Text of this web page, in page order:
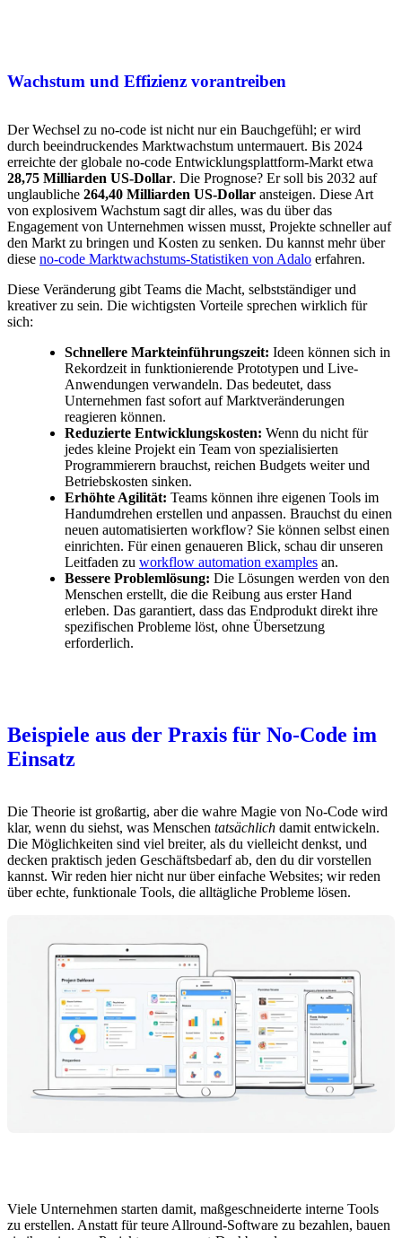
Wachstum und Effizienz vorantreiben
Der Wechsel zu no-code ist nicht nur ein Bauchgefühl; er wird
durch beeindruckendes Marktwachstum untermauert. Bis 2024
erreichte der globale no-code Entwicklungsplattform-Markt etwa
28,75 Milliarden US-Dollar. Die Prognose? Er soll bis 2032 auf
unglaubliche 264,40 Milliarden US-Dollar ansteigen. Diese Art
von explosivem Wachstum sagt dir alles, was du über das
Engagement von Unternehmen wissen musst, Projekte schneller auf
den Markt zu bringen und Kosten zu senken. Du kannst mehr über
diese no-code Marktwachstums-Statistiken von Adalo erfahren.
Diese Veränderung gibt Teams die Macht, selbstständiger und
kreativer zu sein. Die wichtigsten Vorteile sprechen wirklich für
sich:
Schnellere Markteinführungszeit: Ideen können sich in
Rekordzeit in funktionierende Prototypen und Live-
Anwendungen verwandeln. Das bedeutet, dass
Unternehmen fast sofort auf Marktveränderungen
reagieren können.
Reduzierte Entwicklungskosten: Wenn du nicht für
jedes kleine Projekt ein Team von spezialisierten
Programmierern brauchst, reichen Budgets weiter und
Betriebskosten sinken.
Erhöhte Agilität: Teams können ihre eigenen Tools im
Handumdrehen erstellen und anpassen. Brauchst du einen
neuen automatisierten workflow? Sie können selbst einen
einrichten. Für einen genaueren Blick, schau dir unseren
Leitfaden zu workflow automation examples an.
Bessere Problemlösung: Die Lösungen werden von den
Menschen erstellt, die die Reibung aus erster Hand
erleben. Das garantiert, dass das Endprodukt direkt ihre
spezifischen Probleme löst, ohne Übersetzung
erforderlich.
Beispiele aus der Praxis für No-Code im
Einsatz
Die Theorie ist großartig, aber die wahre Magie von No-Code wird
klar, wenn du siehst, was Menschen tatsächlich damit entwickeln.
Die Möglichkeiten sind viel breiter, als du vielleicht denkst, und
decken praktisch jeden Geschäftsbedarf ab, den du dir vorstellen
kannst. Wir reden hier nicht nur über einfache Websites; wir reden
über echte, funktionale Tools, die alltägliche Probleme lösen.
Viele Unternehmen starten damit, maßgeschneiderte interne Tools
zu erstellen. Anstatt für teure Allround-Software zu bezahlen, bauen